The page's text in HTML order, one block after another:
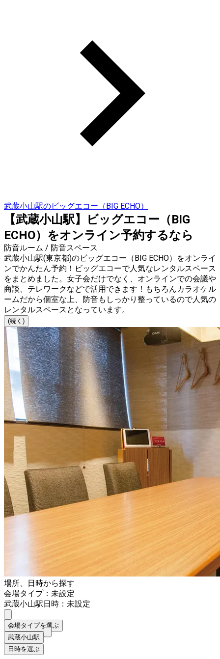
武蔵小山駅のビッグエコー（BIG ECHO）
【武蔵小山駅】ビッグエコー（BIG
ECHO）をオンライン予約するなら
防音ルーム / 防音スペース
武蔵小山駅(東京都)のビッグエコー（BIG ECHO）をオンライ
ンでかんたん予約！ビッグエコーで人気なレンタルスペース
をまとめました。女子会だけでなく、オンラインでの会議や
商談、テレワークなどで活用できます！もちろんカラオケル
ームだから個室な上、防音もしっかり整っているので人気の
レンタルスペースとなっています。
(続く)
場所、日時から探す
会場タイプ：未設定
武蔵小山駅日時：未設定
会場タイプを選ぶ
武蔵小山駅
日時を選ぶ